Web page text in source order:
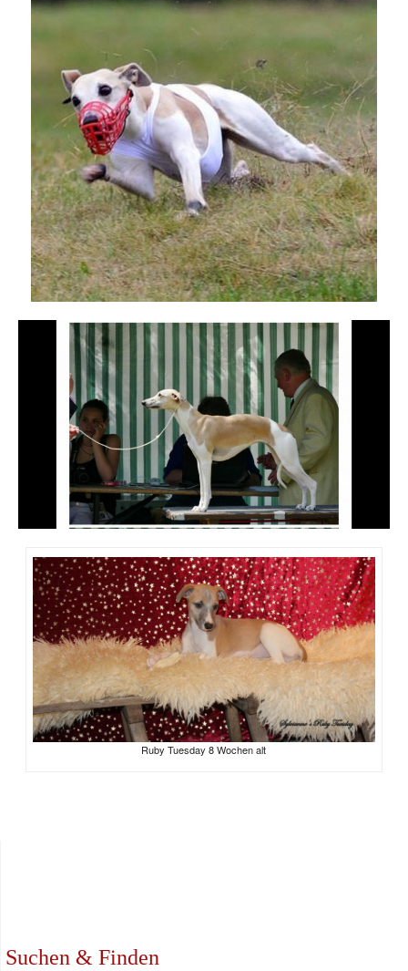
Ruby Tuesday 8 Wochen alt
Suchen & Finden